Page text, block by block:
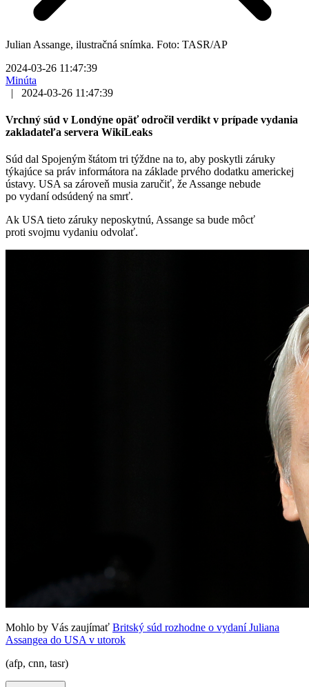
Julian Assange, ilustračná snímka. Foto: TASR/AP
2024-03-26 11:47:39
Minúta
|
2024-03-26 11:47:39
Vrchný súd v Londýne opäť odročil verdikt v prípade vydania
zakladateľa servera WikiLeaks
Súd dal Spojeným štátom tri týždne na to, aby poskytli záruky
týkajúce sa práv informátora na základe prvého dodatku americkej
ústavy. USA sa zároveň musia zaručiť, že Assange nebude
po vydaní odsúdený na smrť.
Ak USA tieto záruky neposkytnú, Assange sa bude môcť
proti svojmu vydaniu odvolať.
Mohlo by Vás zaujímať Britský súd rozhodne o vydaní Juliana
Assangea do USA v utorok
(afp, cnn, tasr)